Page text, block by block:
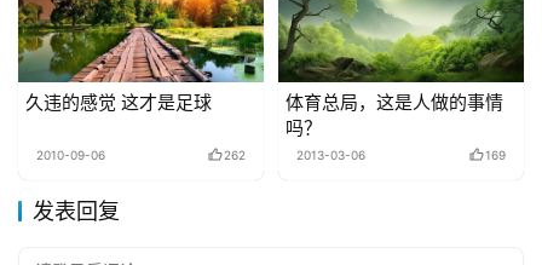
久违的感觉 这才是足球
2010-09-06 262
体育总局，这是人做的事情
吗？
2013-03-06 169
发表回复